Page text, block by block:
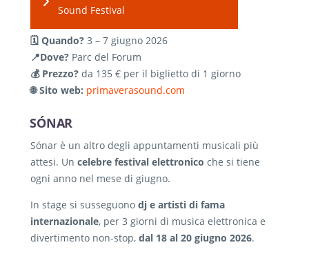
Sound Festival
🗓️ Quando? 3 – 7 giugno 2026
📍Dove? Parc del Forum
💰 Prezzo? da 135 € per il biglietto di 1 giorno
🌐 Sito web: primaverasound.com
SÓNAR
Sónar è un altro degli appuntamenti musicali più
attesi. Un celebre festival elettronico che si tiene
ogni anno nel mese di giugno.
In stage si susseguono dj e artisti di fama
internazionale, per 3 giorni di musica elettronica e
divertimento non-stop, dal 18 al 20 giugno 2026.